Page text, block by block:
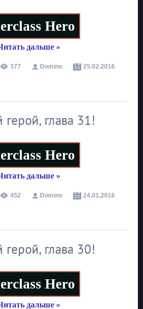
Hero
дальше »
377 Domino
25.02.2016
глава 31!
Hero
дальше »
452 Domino
24.01.2016
глава 30!
Hero
дальше »